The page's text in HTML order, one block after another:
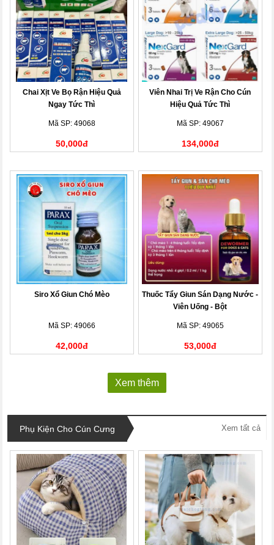
Chai Xịt Ve Bọ Rận Hiệu Quả
Ngay Tức Thì
Mã SP: 49068
50,000đ
Viên Nhai Trị Ve Rận Cho Cún
Hiệu Quả Tức Thì
Mã SP: 49067
134,000đ
Siro Xổ Giun Chó Mèo
Mã SP: 49066
42,000đ
Thuốc Tẩy Giun Sán Dạng Nước -
Viên Uống - Bột
Mã SP: 49065
53,000đ
Xem thêm
Phụ Kiện Cho Cún Cưng Xem tất cả